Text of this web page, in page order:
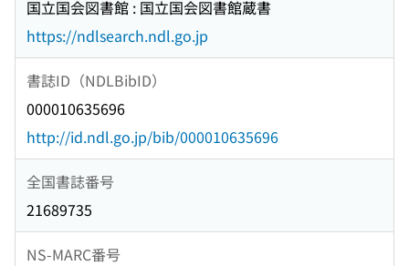
国立国会図書館 : 国立国会図書館蔵書
https://ndlsearch.ndl.go.jp
書誌ID（NDLBibID）
000010635696
http://id.ndl.go.jp/bib/000010635696
全国書誌番号
21689735
NS-MARC番号